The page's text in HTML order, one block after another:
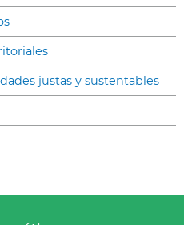
justas y sustentables